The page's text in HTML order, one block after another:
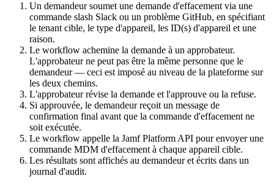
Un demandeur soumet une demande d'effacement via une
commande slash Slack ou un problème GitHub, en spécifiant
le tenant cible, le type d'appareil, les ID(s) d'appareil et une
raison.
Le workflow achemine la demande à un approbateur.
L'approbateur ne peut pas être la même personne que le
demandeur — ceci est imposé au niveau de la plateforme sur
les deux chemins.
L'approbateur révise la demande et l'approuve ou la refuse.
Si approuvée, le demandeur reçoit un message de
confirmation final avant que la commande d'effacement ne
soit exécutée.
Le workflow appelle la Jamf Platform API pour envoyer une
commande MDM d'effacement à chaque appareil cible.
Les résultats sont affichés au demandeur et écrits dans un
journal d'audit.